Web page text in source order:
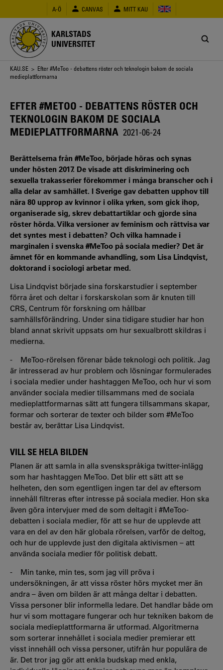
huvudinnehåll
A-Ö CANVAS MITT KAU
KARLSTADS
UNIVERSITET
Länkstig
KAU.SE > Efter #MeToo - debattens röster och teknologin bakom de sociala
medieplattformarna
EFTER #METOO - DEBATTENS RÖSTER OCH
TEKNOLOGIN BAKOM DE SOCIALA
MEDIEPLATTFORMARNA 2021-06-24
Berättelserna från #MeToo, började höras och synas
under hösten 2017. De visade att diskriminering och
sexuella trakasserier förekommer i många branscher och i
alla delar av samhället. I Sverige gav debatten upphov till
nära 80 upprop av kvinnor i olika yrken, som gick ihop,
organiserade sig, skrev debattartiklar och gjorde sina
röster hörda. Vilka versioner av feminism och rättvisa var
det syntes mest i debatten? Och vilka hamnade i
marginalen i svenska #MeToo på sociala medier? Det är
ämnet för en kommande avhandling, som Lisa Lindqvist,
doktorand i sociologi arbetar med.
Lisa Lindqvist började sina forskarstudier i september
förra året och deltar i forskarskolan som är knuten till
CRS, Centrum för forskning om hållbar
samhällsförändring. Under sina tidigare studier har hon
bland annat skrivit uppsats om hur sexualbrott skildras i
medierna.
- MeToo-rörelsen förenar både teknologi och politik. Jag
är intresserad av hur problem och lösningar formulerades
i sociala medier under hashtaggen MeToo, och hur vi som
använder sociala medier tillsammans med de sociala
medieplattformarnas sätt att fungera tillsammans skapar,
formar och sorterar de texter och bilder som #MeToo
består av, berättar Lisa Lindqvist.
VILL SE HELA BILDEN
Planen är att samla in alla svenskspråkiga twitter-inlägg
som har hashtaggen MeToo. Det blir ett sätt att se
helheten, den som egentligen ingen tar del av eftersom
innehåll filtreras efter intresse på sociala medier. Hon ska
även göra intervjuer med de som deltagit i #MeToo-
debatten i sociala medier, för att se hur de upplevde att
vara en del av den här globala rörelsen, varför de deltog,
och hur de upplevde just den digitala aktivismen – att
använda sociala medier för politisk debatt.
- Min tanke, min tes, som jag vill pröva i
undersökningen, är att vissa röster hörs mycket mer än
andra – även om bilden är att många deltar i debatten.
Vissa personer blir informella ledare. Det handlar både om
hur vi som mottagare fungerar och hur tekniken bakom de
sociala medieplattformarna är utformad. Algoritmerna
som sorterar innehållet i sociala medier premierar ett
visst innehåll och vissa personer, utifrån hur populära de
är. Det tror jag gör att enkla budskap med enkla,